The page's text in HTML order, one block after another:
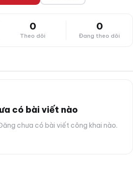
0
Theo dõi
0
Đang theo dõi
có bài viết nào
chưa có bài viết công khai nào.